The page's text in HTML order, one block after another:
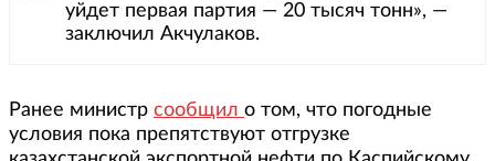
уйдет первая партия — 20 тысяч тонн», —
заключил Акчулаков.
Ранее министр сообщил о том, что погодные
условия пока препятствуют отгрузке